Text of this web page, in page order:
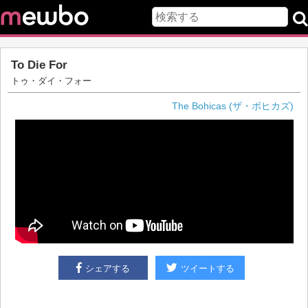
To Die For
トゥ・ダイ・フォー
The Bohicas (ザ・ボヒカズ)
シェアする ツイートする